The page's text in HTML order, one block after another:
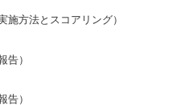
方法とスコアリング）
告）
告）